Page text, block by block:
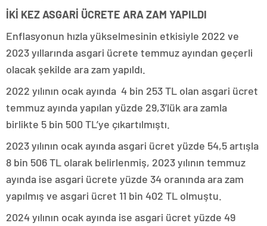
İKİ KEZ ASGARİ ÜCRETE ARA ZAM YAPILDI
Enflasyonun hızla yükselmesinin etkisiyle 2022 ve
2023 yıllarında asgari ücrete temmuz ayından geçerli
olacak şekilde ara zam yapıldı.
2022 yılının ocak ayında 4 bin 253 TL olan asgari ücret
temmuz ayında yapılan yüzde 29,3’lük ara zamla
birlikte 5 bin 500 TL’ye çıkartılmıştı.
2023 yılının ocak ayında asgari ücret yüzde 54,5 artışla
8 bin 506 TL olarak belirlenmiş, 2023 yılının temmuz
ayında ise asgari ücrete yüzde 34 oranında ara zam
yapılmış ve asgari ücret 11 bin 402 TL olmuştu.
2024 yılının ocak ayında ise asgari ücret yüzde 49